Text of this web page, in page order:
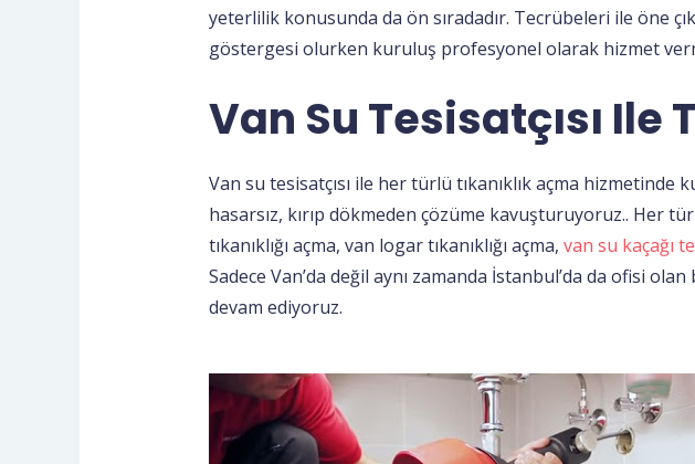
yeterlilik konusunda da ön sıradadır. Tecrübeleri ile öne
göstergesi olurken kuruluş profesyonel olarak hizmet
Van Su Tesisatçısı Ile
Van su tesisatçısı ile her türlü tıkanıklık açma hizmetinde
hasarsız, kırıp dökmeden çözüme kavuşturuyoruz.. Her
tıkanıklığı açma, van logar tıkanıklığı açma, van su kaçağı
Sadece Van’da değil aynı zamanda İstanbul’da da ofisi
devam ediyoruz.